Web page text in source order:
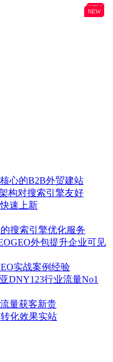
B2B
心的B2B外贸建站
构对搜索引擎友好
速上新
搜索引擎优化服务
NEW
GEO外包提升企业可见
实战案例经验
DNY123行业流量No1
量获客新贵
化效果实站
NEW
NEW